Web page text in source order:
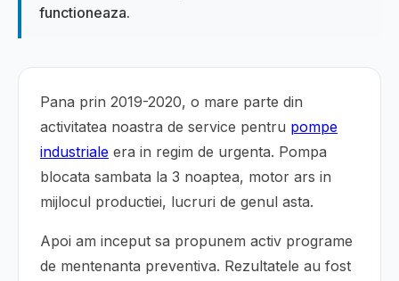
functioneaza.
Pana prin 2019-2020, o mare parte din
activitatea noastra de service pentru pompe
industriale era in regim de urgenta. Pompa
blocata sambata la 3 noaptea, motor ars in
mijlocul productiei, lucruri de genul asta.
Apoi am inceput sa propunem activ programe
de mentenanta preventiva. Rezultatele au fost